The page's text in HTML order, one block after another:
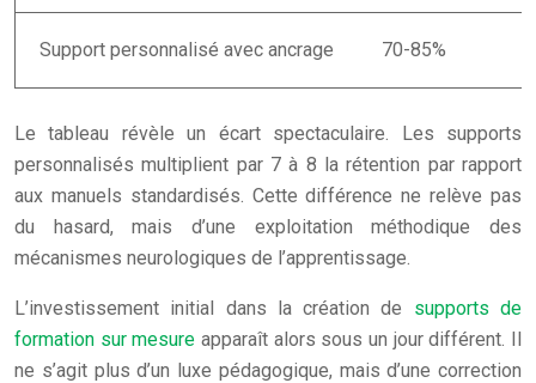
Support personnalisé avec ancrage 70-85%
Le tableau révèle un écart spectaculaire. Les supports
personnalisés multiplient par 7 à 8 la rétention par rapport
aux manuels standardisés. Cette différence ne relève pas
du hasard, mais d’une exploitation méthodique des
mécanismes neurologiques de l’apprentissage.
L’investissement initial dans la création de supports de
formation sur mesure apparaît alors sous un jour différent. Il
ne s’agit plus d’un luxe pédagogique, mais d’une correction